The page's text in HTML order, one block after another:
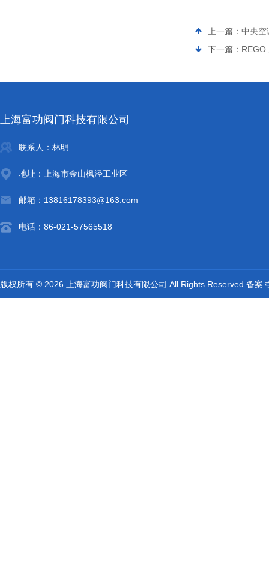
上一篇： 中央空
下一篇： REGO
上海富功阀门科技有限公司
联系人：林明
地址：上海市金山枫泾工业区
邮箱：13816178393@163.com
电话：86-021-57565518
版权所有 © 2026 上海富功阀门科技有限公司 All Rights Reserved 备案